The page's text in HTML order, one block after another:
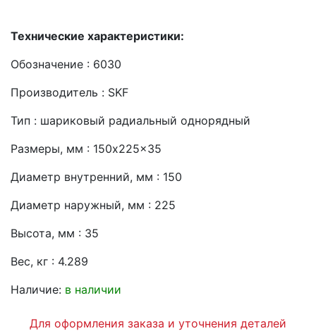
Технические характеристики:
Обозначение : 6030
Производитель : SKF
Тип : шариковый радиальный однорядный
Размеры, мм : 150x225x35
Диаметр внутренний, мм : 150
Диаметр наружный, мм : 225
Высота, мм : 35
Вес, кг : 4.289
Наличие: в наличии
Для оформления заказа и уточнения деталей